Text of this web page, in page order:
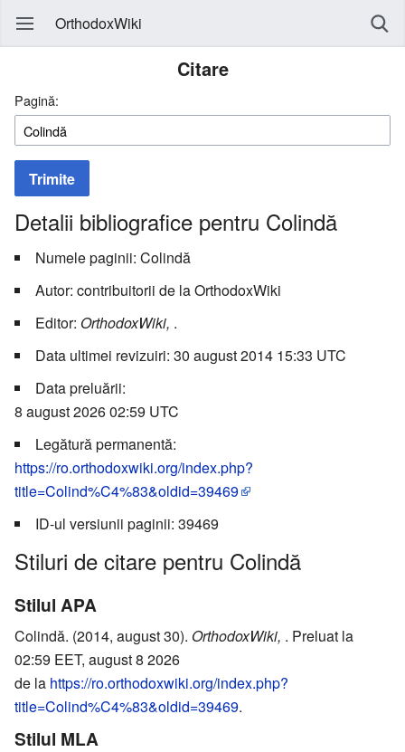
OrthodoxWiki
Citare
Pagină:
Trimite
Detalii bibliografice pentru Colindă
Numele paginii: Colindă
Autor: contribuitorii de la OrthodoxWiki
Editor: OrthodoxWiki, .
Data ultimei revizuiri: 30 august 2014 15:33 UTC
Data preluării:
8 august 2026 02:59 UTC
Legătură permanentă:
https://ro.orthodoxwiki.org/index.php?
title=Colind%C4%83&oldid=39469
ID-ul versiunii paginii: 39469
Stiluri de citare pentru Colindă
Stilul APA
Colindă. (2014, august 30). OrthodoxWiki, . Preluat la
02:59 EET, august 8 2026
de la https://ro.orthodoxwiki.org/index.php?
title=Colind%C4%83&oldid=39469.
Stilul MLA